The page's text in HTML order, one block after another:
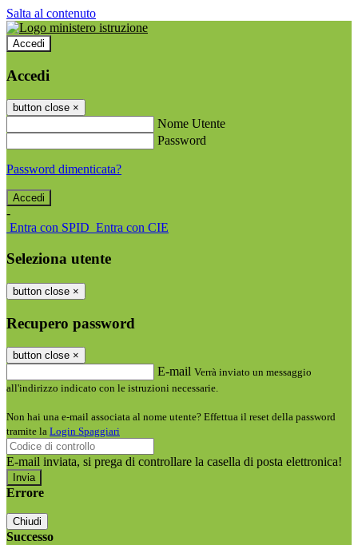
Salta al contenuto
Accedi
Accedi
button close ×
Nome Utente
Password
Password dimenticata?
-
Entra con SPID Entra con CIE
Seleziona utente
button close ×
Recupero password
button close ×
E-mail Verrà inviato un messaggio
all'indirizzo indicato con le istruzioni necessarie.
Non hai una e-mail associata al nome utente? Effettua il reset della password
tramite la Login Spaggiari
E-mail inviata, si prega di controllare la casella di posta elettronica!
Errore
Chiudi
Successo